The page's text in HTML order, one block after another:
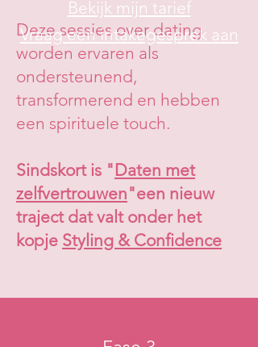
Deze sessies over dating
worden ervaren als
ondersteunend,
transformerend en hebben
een spirituele touch.
Sindskort is "Daten met
zelfvertrouwen"een nieuw
traject dat valt onder het
kopje Styling & Confidence
Vraag een intakegesprek aan
Bekijk mijn tarief